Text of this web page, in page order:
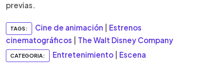
previas.
TAGS: Cine de animación
Estrenos
cinematográficos
The Walt Disney Company
CATEGORIA: Entretenimiento Escena